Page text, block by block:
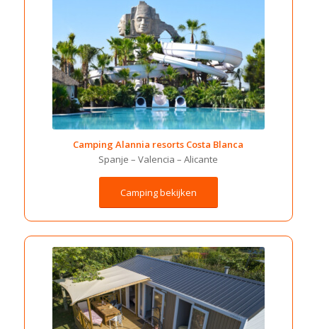
Camping Alannia resorts Costa Blanca
Spanje – Valencia – Alicante
Camping bekijken